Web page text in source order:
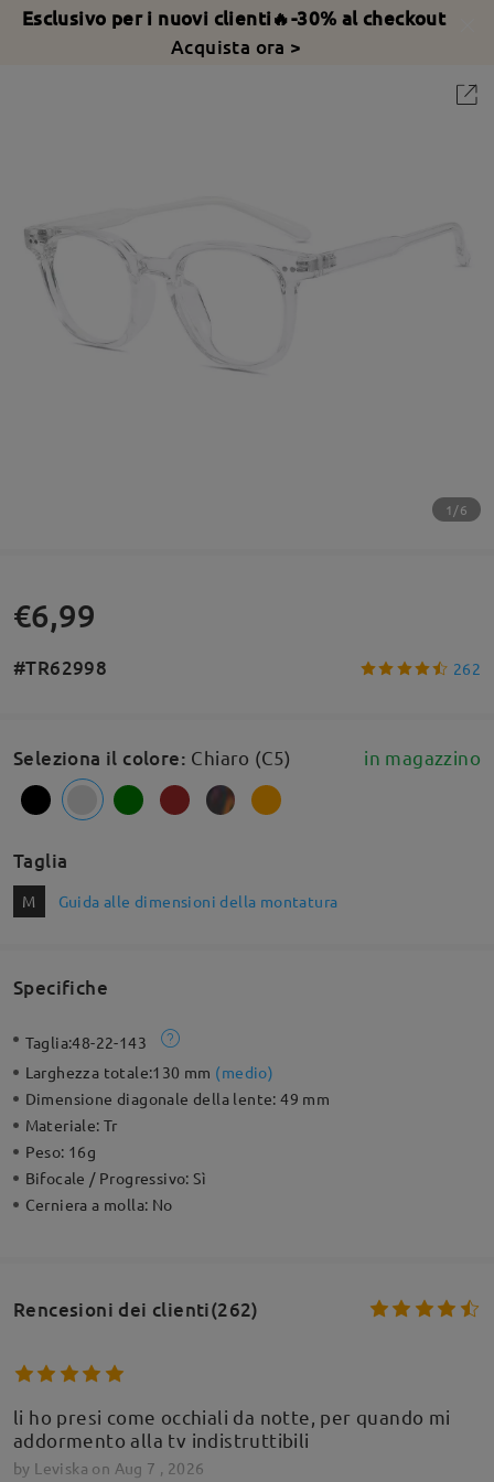
Esclusivo per i nuovi clienti🔥-30% al checkout
Acquista ora >
1/6
€6,99
#TR62998 262
Seleziona il colore: Chiaro (C5) in magazzino
Taglia
M Guida alle dimensioni della montatura
Specifiche
Taglia:48-22-143
Larghezza totale:130 mm (medio)
Dimensione diagonale della lente:49 mm
Materiale:Tr
Peso: 16g
Bifocale / Progressivo:Sì
Cerniera a molla: No
Rencesioni dei clienti(262)
li ho presi come occhiali da notte, per quando mi
addormento alla tv indistruttibili
by Leviska on Aug 7 , 2026